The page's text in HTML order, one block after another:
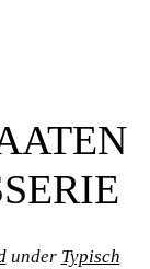
under Typisch